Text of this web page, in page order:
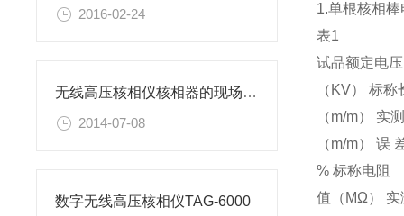
2016-02-24
无线高压核相仪核相器的现场使用说明
2014-07-08
数字无线高压核相仪TAG-6000
1.单根核相
表1
试品额定电压
（KV） 标称
（m/m） 实
（m/m） 误
% 标称电阻
值（MΩ） 实